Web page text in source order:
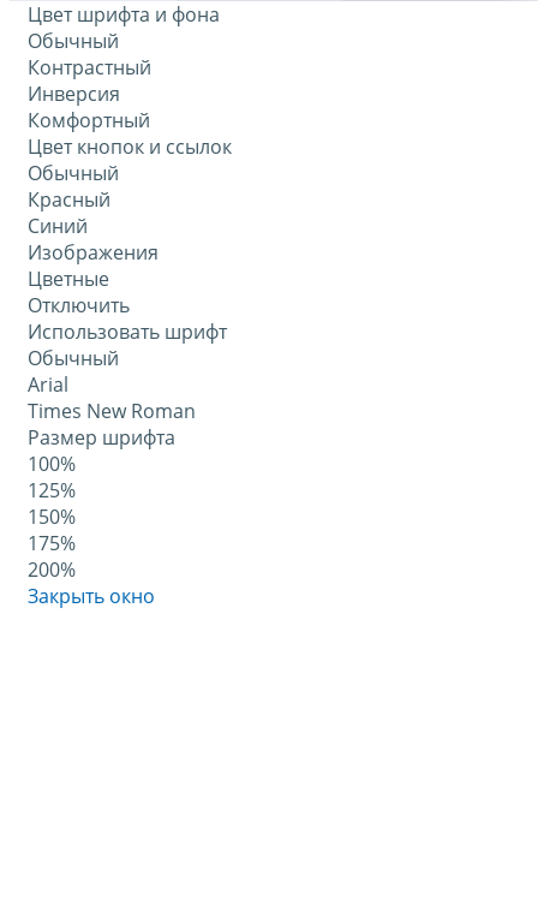
Цвет шрифта и фона
Обычный
Контрастный
Инверсия
Комфортный
Цвет кнопок и ссылок
Обычный
Красный
Синий
Изображения
Цветные
Отключить
Использовать шрифт
Обычный
Arial
Times New Roman
Размер шрифта
100%
125%
150%
175%
200%
Закрыть окно